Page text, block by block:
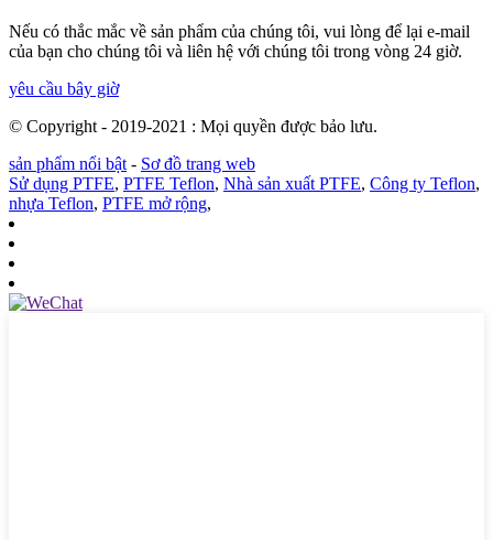
Nếu có thắc mắc về sản phẩm của chúng tôi, vui lòng để lại e-mail
của bạn cho chúng tôi và liên hệ với chúng tôi trong vòng 24 giờ.
yêu cầu bây giờ
© Copyright - 2019-2021 : Mọi quyền được bảo lưu.
sản phẩm nổi bật - Sơ đồ trang web
Sử dụng PTFE, PTFE Teflon, Nhà sản xuất PTFE, Công ty Teflon,
nhựa Teflon, PTFE mở rộng,